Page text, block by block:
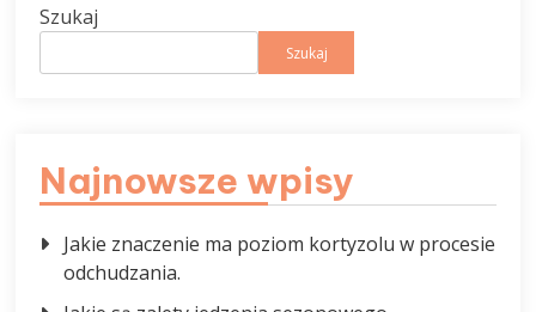
Szukaj
Szukaj
Najnowsze wpisy
Jakie znaczenie ma poziom kortyzolu w procesie
odchudzania.